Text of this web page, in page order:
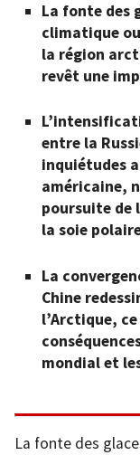
La fonte des
climatique
la région
revêt une
entre la
inquiétudes
américaine,
poursuite de
la soie
La
Chine
l’Arctique,
mondial et
La fonte des